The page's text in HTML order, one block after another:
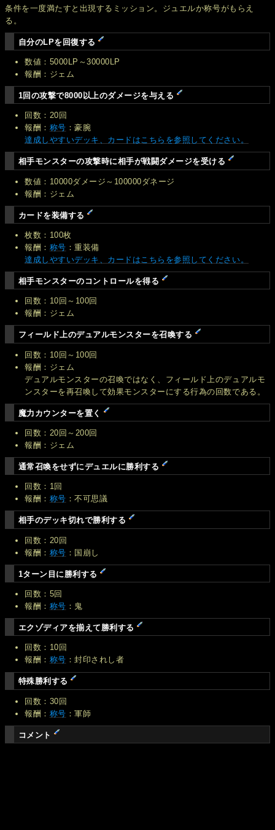
条件を一度満たすと出現するミッション。ジュエルか称号がもらえ
る。
自分のLPを回復する
数値：5000LP～30000LP
報酬：ジェム
1回の攻撃で8000以上のダメージを与える
回数：20回
報酬： 称号 ：豪腕
達成しやすいデッキ、カードはこちらを参照してください。
相手モンスターの攻撃時に相手が戦闘ダメージを受ける
数値：10000ダメージ～100000ダネージ
報酬：ジェム
カードを装備する
枚数：100枚
報酬： 称号 ：重装備
達成しやすいデッキ、カードはこちらを参照してください。
相手モンスターのコントロールを得る
回数：10回～100回
報酬：ジェム
フィールド上のデュアルモンスターを召喚する
回数：10回～100回
報酬：ジェム
デュアルモンスターの召喚ではなく、フィールド上のデュアルモ
ンスターを再召喚して効果モンスターにする行為の回数である。
魔力カウンターを置く
回数：20回～200回
報酬：ジェム
通常召喚をせずにデュエルに勝利する
回数：1回
報酬： 称号 ：不可思議
相手のデッキ切れで勝利する
回数：20回
報酬： 称号 ：国崩し
1ターン目に勝利する
回数：5回
報酬： 称号 ：鬼
エクゾディアを揃えて勝利する
回数：10回
報酬： 称号 ：封印されし者
特殊勝利する
回数：30回
報酬： 称号 ：軍師
コメント